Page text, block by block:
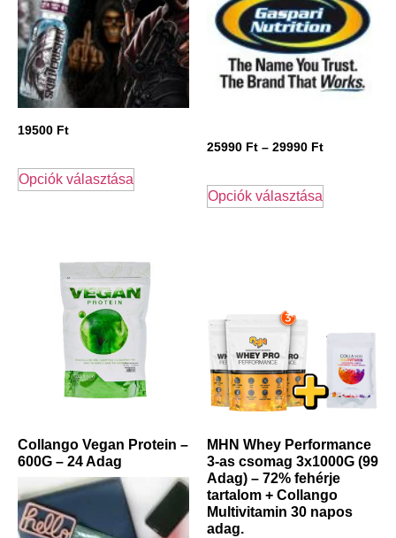
19500 Ft
Opciók választása
25990 Ft – 29990 Ft
Opciók választása
Collango Vegan Protein –
600G – 24 Adag
MHN Whey Performance
3-as csomag 3x1000G (99
Adag) – 72% fehérje
tartalom + Collango
Multivitamin 30 napos
adag.